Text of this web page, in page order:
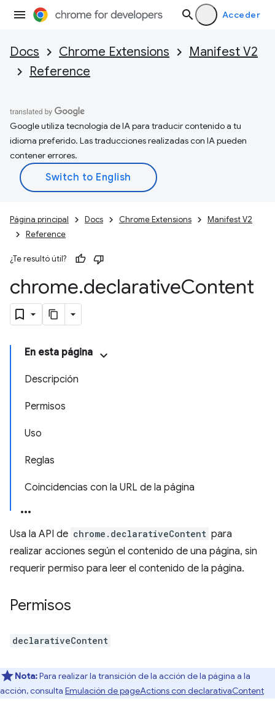
Acceder
Docs Chrome Extensions
Manifest V2
Reference
Google utiliza tecnología de IA para traducir contenido a tu
idioma preferido. Las traducciones realizadas con IA pueden
contener errores.
Página principal Docs Chrome Extensions
Manifest V2
Reference
¿Te resultó útil?
chrome.declarativeContent
En esta página
Descripción
Permisos
Uso
Reglas
Coincidencias con la URL de la página
Usa la API de chrome.declarativeContent para
realizar acciones según el contenido de una página, sin
requerir permiso para leer el contenido de la página.
Permisos
declarativeContent
Nota:Para realizar la transición de la acción de la página a la
acción, consulta Emulación de pageActions con declarativaContent